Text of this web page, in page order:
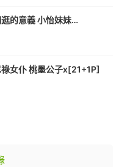
的意義 小怡妹妹
女仆 桃墨公子x[21+1P]